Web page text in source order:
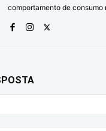
comportamento de consumo